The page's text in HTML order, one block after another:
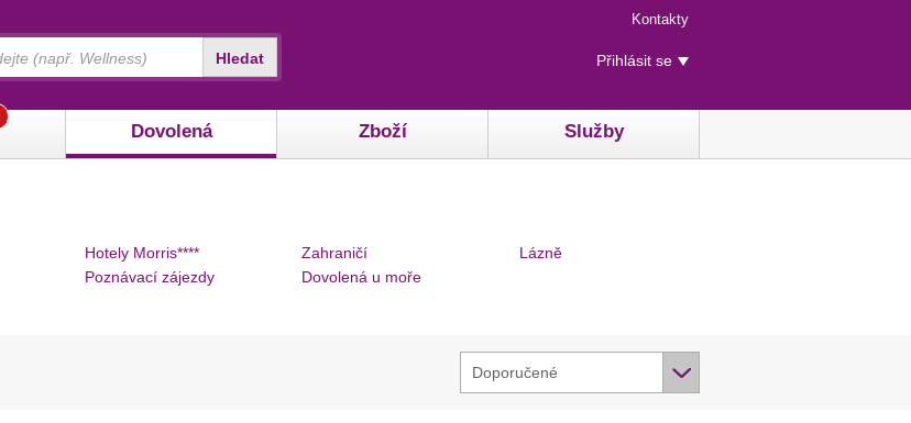
Menu
rychlého
přístupu
Kontakty
Uživatelské
menu
Přihlásit se
Dovolená Zboží Služby
Hledat
Hotely Morris****
Poznávací zájezdy
Zahraničí
Dovolená u moře
Lázně
Doporučené